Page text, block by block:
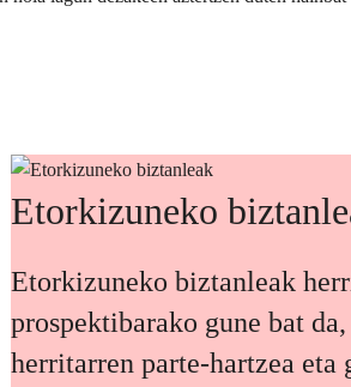
Etorkizuneko
Etorkizuneko biztanleak
prospektibarako gune bat da,
herritarren parte-hartzea eta